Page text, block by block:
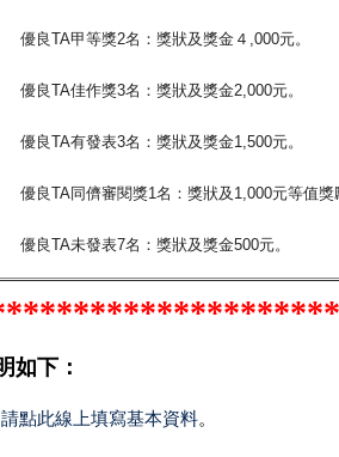
優良TA甲等獎2名：獎狀及獎金４,000元。
優良TA佳作獎3名：獎狀及獎金2,000元。
優良TA有發表3名：獎狀及獎金1,500元。
優良TA同儕審閱獎1名：獎狀及1,000元等值獎
優良TA未發表7名：獎狀及獎金500元。
如下：
請點此線上填寫基本資料。